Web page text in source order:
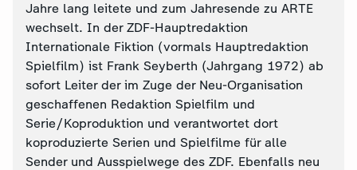
Jahre lang leitete und zum Jahresende zu ARTE
wechselt. In der ZDF-Hauptredaktion
Internationale Fiktion (vormals Hauptredaktion
Spielfilm) ist Frank Seyberth (Jahrgang 1972) ab
sofort Leiter der im Zuge der Neu-Organisation
geschaffenen Redaktion Spielfilm und
Serie/Koproduktion und verantwortet dort
koproduzierte Serien und Spielfilme für alle
Sender und Ausspielwege des ZDF. Ebenfalls neu